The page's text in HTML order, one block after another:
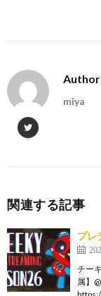
miya
関連する記事
プレ
チー
属】